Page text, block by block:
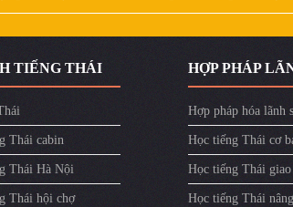
TIẾNG THÁI
Thái cabin
Thái Hà Nội
Thái hội chợ
HỢP PHÁP
Hợp pháp hóa lãnh
Học tiếng Thái cơ
Học tiếng Thái
Học tiếng Thái